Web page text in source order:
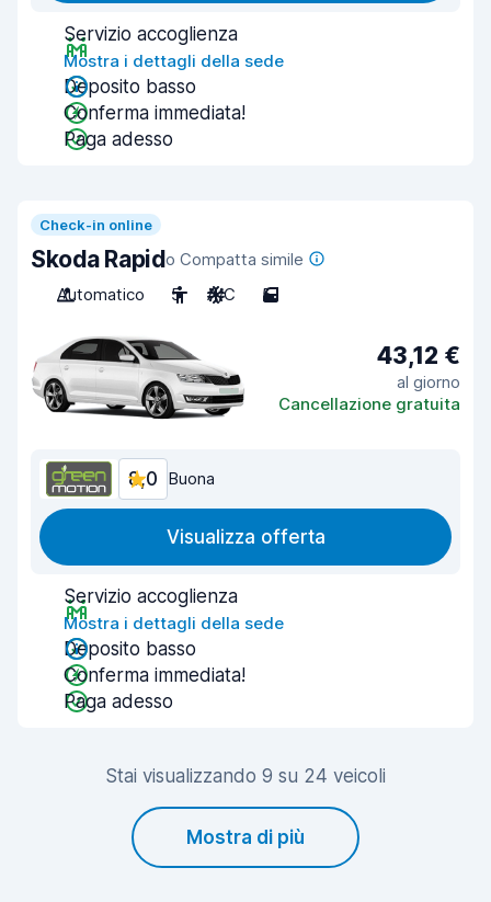
Servizio accoglienza
Mostra i dettagli della sede
Deposito basso
Conferma immediata!
Paga adesso
Check-in online
Skoda Rapido Compatta simile
Automatico
5 A/C 5
43,12 €
al giorno
Cancellazione gratuita
8,0 Buona
Visualizza offerta
Servizio accoglienza
Mostra i dettagli della sede
Deposito basso
Conferma immediata!
Paga adesso
Stai visualizzando 9 su 24 veicoli
Mostra di più